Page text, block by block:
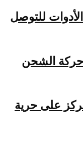
للتوصل
الشحن
على حرية